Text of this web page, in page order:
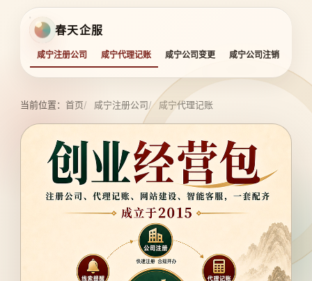
春天企服
咸宁注册公司 咸宁代理记账 咸宁公司变更 咸宁公司注销
当前位置： 首页 咸宁注册公司 咸宁代理记账